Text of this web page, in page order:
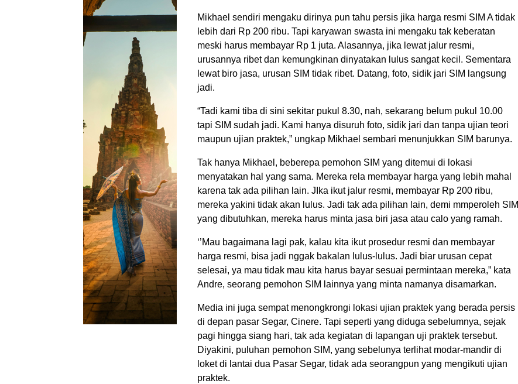
Mikhael sendiri mengaku dirinya pun tahu persis jika harga resmi SIM A tidak
lebih dari Rp 200 ribu. Tapi karyawan swasta ini mengaku tak keberatan
meski harus membayar Rp 1 juta. Alasannya, jika lewat jalur resmi,
urusannya ribet dan kemungkinan dinyatakan lulus sangat kecil. Sementara
lewat biro jasa, urusan SIM tidak ribet. Datang, foto, sidik jari SIM langsung
jadi.
“Tadi kami tiba di sini sekitar pukul 8.30, nah, sekarang belum pukul 10.00
tapi SIM sudah jadi. Kami hanya disuruh foto, sidik jari dan tanpa ujian teori
maupun ujian praktek,” ungkap Mikhael sembari menunjukkan SIM barunya.
Tak hanya Mikhael, beberepa pemohon SIM yang ditemui di lokasi
menyatakan hal yang sama. Mereka rela membayar harga yang lebih mahal
karena tak ada pilihan lain. JIka ikut jalur resmi, membayar Rp 200 ribu,
mereka yakini tidak akan lulus. Jadi tak ada pilihan lain, demi mmperoleh SIM
yang dibutuhkan, mereka harus minta jasa biri jasa atau calo yang ramah.
‘’Mau bagaimana lagi pak, kalau kita ikut prosedur resmi dan membayar
harga resmi, bisa jadi nggak bakalan lulus-lulus. Jadi biar urusan cepat
selesai, ya mau tidak mau kita harus bayar sesuai permintaan mereka,” kata
Andre, seorang pemohon SIM lainnya yang minta namanya disamarkan.
Media ini juga sempat menongkrongi lokasi ujian praktek yang berada persis
di depan pasar Segar, Cinere. Tapi seperti yang diduga sebelumnya, sejak
pagi hingga siang hari, tak ada kegiatan di lapangan uji praktek tersebut.
Diyakini, puluhan pemohon SIM, yang sebelunya terlihat modar-mandir di
loket di lantai dua Pasar Segar, tidak ada seorangpun yang mengikuti ujian
praktek.